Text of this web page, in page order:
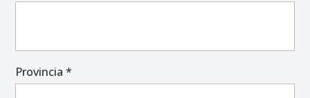
Provincia *